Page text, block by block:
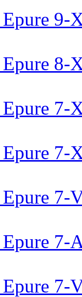
9-
8-
7-
7-
7-
7-
7-